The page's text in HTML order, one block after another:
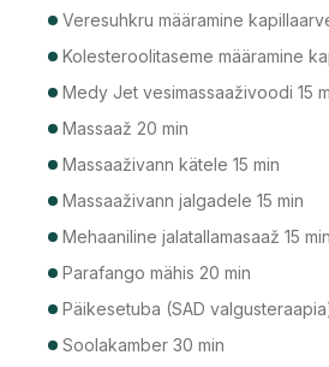
Veresuhkru määramine
Kolesteroolitaseme määramine
Medy Jet vesimassaaživoodi 15
Massaaž 20 min
Massaaživann kätele 15 min
Massaaživann jalgadele 15 min
Mehaaniline jalatallamasaaž 15 min
Parafango mähis 20 min
Päikesetuba (SAD
Soolakamber 30 min